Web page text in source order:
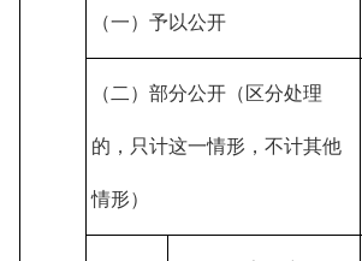
（一）予以公开
（二）部分公开（区分处理
的，只计这一情形，不计其他
情形）